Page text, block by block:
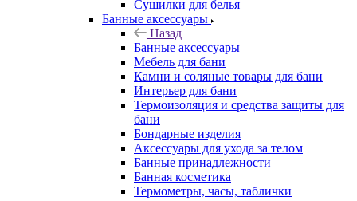
Сушилки для белья
Банные аксессуары
Назад
Банные аксессуары
Мебель для бани
Камни и соляные товары для бани
Интерьер для бани
Термоизоляция и средства защиты для
бани
Бондарные изделия
Аксеcсуары для ухода за телом
Банные принадлежности
Банная косметика
Термометры, часы, таблички